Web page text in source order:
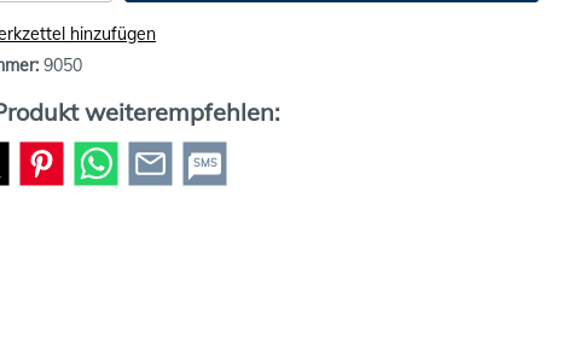
hinzufügen
9050
weiterempfehlen:
SMS